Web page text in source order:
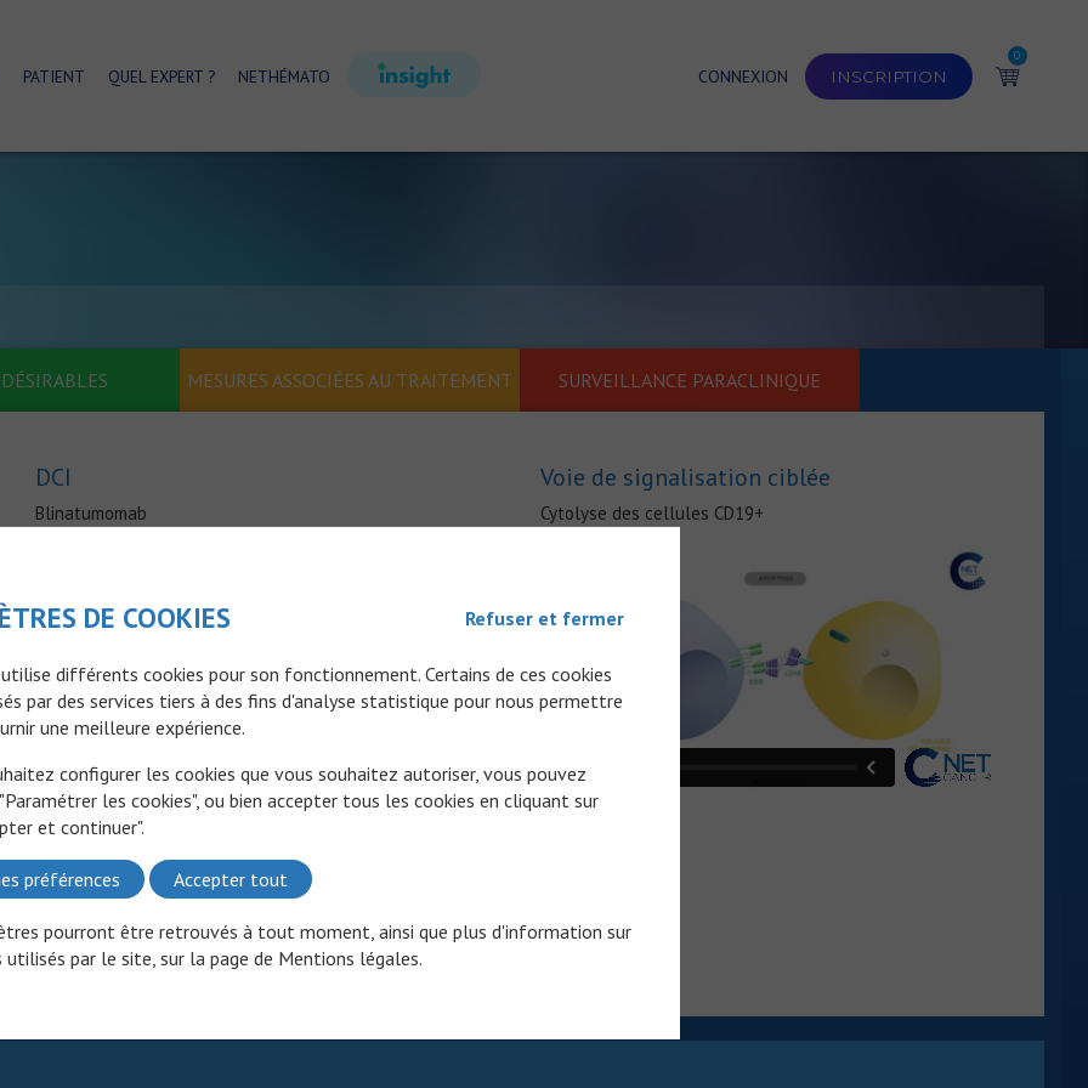
PATIENT QUEL EXPERT ? NETHÉMATO CONNEXION INSCRIPTION
0
MESURES ASSOCIÉES AU TRAITEMENT SURVEILLANCE PARACLINIQUE
DCI
Blinatumomab
Par voie intra-veineuse continue sur une voie veineuse
dédiée.
Remarque importante : Ne pas purger la tubulure de
BLINCYTO ou le cathéter intraveineux, en particulier lors du
remplacement de la poche à perfusion. En cas
d’administration au moyen d’un cathéter veineux multi-
voies, BLINCYTO doit être perfusé sur une voie dédiée.
Lire la suite
RCP
RCP Blincyto 38,5 µg
Voie de signalisation ciblée
Cytolyse des cellules CD19+
Refuser et fermer
DE COOKIES
différents cookies pour son fonctionnement. Certains de ces cookies
par des services tiers à des fins d'analyse statistique pour nous permettre
une meilleure expérience.
configurer les cookies que vous souhaitez autoriser, vous pouvez
les cookies", ou bien accepter tous les cookies en cliquant sur
et continuer".
préférences Accepter tout
pourront être retrouvés à tout moment, ainsi que plus d'information sur
utilisés par le site, sur la page de Mentions légales.